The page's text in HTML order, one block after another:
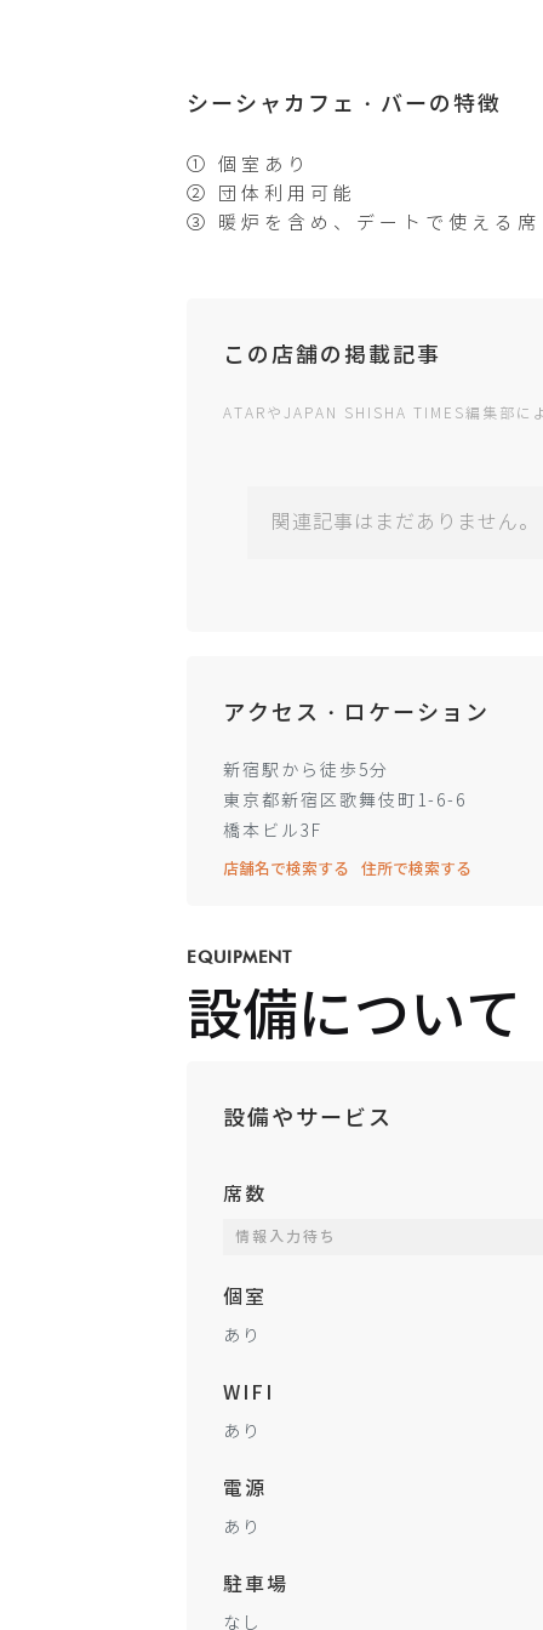
シーシャカフェ・バーの特徴
① 個室あり
② 団体利用可能
③ 暖炉を含め、デートで使える
この店舗の掲載記事
ATARやJAPAN SHISHA TIMES編集部
関連記事はまだありません。
アクセス・ロケーション
新宿駅から徒歩5分
東京都新宿区歌舞伎町1-6-6
橋本ビル3F
店舗名で検索する
住所で検索する
EQUIPMENT
設備について
設備やサービス
席数
情報入力待ち
個室
あり
WIFI
あり
電源
あり
駐車場
なし